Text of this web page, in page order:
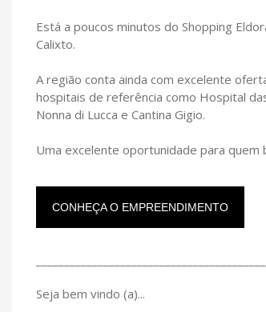
Está a poucos minutos do Shopping
Calixto.
A região conta ainda com excelente
hospitais de referência como Hospital
Nonna di Lucca e Cantina Gigio.
Uma excelente oportunidade para quem
CONHEÇA O EMPREENDIMENTO
Seja bem vindo (a)...